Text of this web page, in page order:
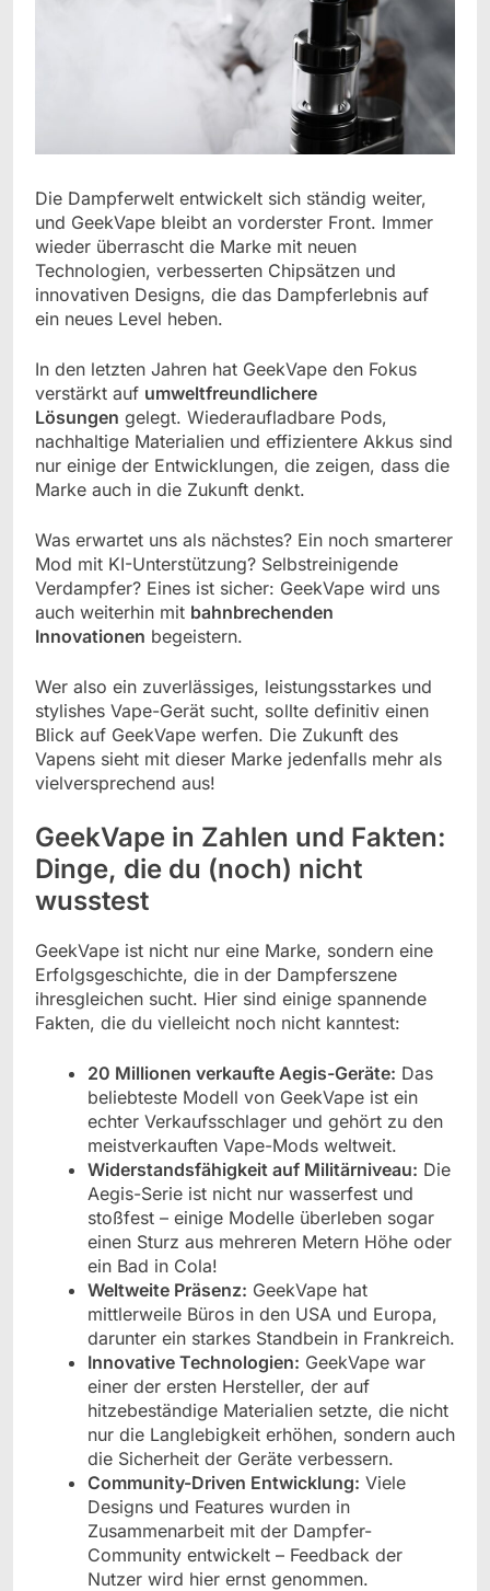
Die Dampferwelt entwickelt sich ständig weiter,
und GeekVape bleibt an vorderster Front. Immer
wieder überrascht die Marke mit neuen
Technologien, verbesserten Chipsätzen und
innovativen Designs, die das Dampferlebnis auf
ein neues Level heben.
In den letzten Jahren hat GeekVape den Fokus
verstärkt auf umweltfreundlichere
Lösungen gelegt. Wiederaufladbare Pods,
nachhaltige Materialien und effizientere Akkus sind
nur einige der Entwicklungen, die zeigen, dass die
Marke auch in die Zukunft denkt.
Was erwartet uns als nächstes? Ein noch smarterer
Mod mit KI-Unterstützung? Selbstreinigende
Verdampfer? Eines ist sicher: GeekVape wird uns
auch weiterhin mit bahnbrechenden
Innovationen begeistern.
Wer also ein zuverlässiges, leistungsstarkes und
stylishes Vape-Gerät sucht, sollte definitiv einen
Blick auf GeekVape werfen. Die Zukunft des
Vapens sieht mit dieser Marke jedenfalls mehr als
vielversprechend aus!
GeekVape in Zahlen und Fakten:
Dinge, die du (noch) nicht
wusstest
GeekVape ist nicht nur eine Marke, sondern eine
Erfolgsgeschichte, die in der Dampferszene
ihresgleichen sucht. Hier sind einige spannende
Fakten, die du vielleicht noch nicht kanntest:
20 Millionen verkaufte Aegis-Geräte: Das
beliebteste Modell von GeekVape ist ein
echter Verkaufsschlager und gehört zu den
meistverkauften Vape-Mods weltweit.
Widerstandsfähigkeit auf Militärniveau: Die
Aegis-Serie ist nicht nur wasserfest und
stoßfest – einige Modelle überleben sogar
einen Sturz aus mehreren Metern Höhe oder
ein Bad in Cola!
Weltweite Präsenz: GeekVape hat
mittlerweile Büros in den USA und Europa,
darunter ein starkes Standbein in Frankreich.
Innovative Technologien: GeekVape war
einer der ersten Hersteller, der auf
hitzebeständige Materialien setzte, die nicht
nur die Langlebigkeit erhöhen, sondern auch
die Sicherheit der Geräte verbessern.
Community-Driven Entwicklung: Viele
Designs und Features wurden in
Zusammenarbeit mit der Dampfer-
Community entwickelt – Feedback der
Nutzer wird hier ernst genommen.